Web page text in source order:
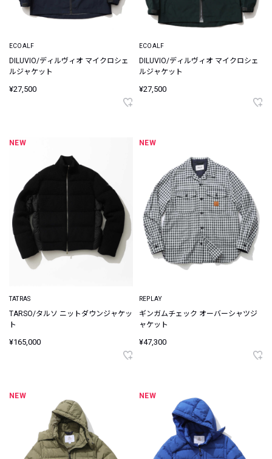
ECOALF
DILUVIO/ディルヴィオ マイクロシェ
ルジャケット
¥27,500
ECOALF
DILUVIO/ディルヴィオ マイクロシェ
ルジャケット
¥27,500
NEW
TATRAS
TARSO/タルソ ニットダウンジャケッ
ト
¥165,000
NEW
REPLAY
ギンガムチェック オーバーシャツジ
ャケット
¥47,300
NEW NEW